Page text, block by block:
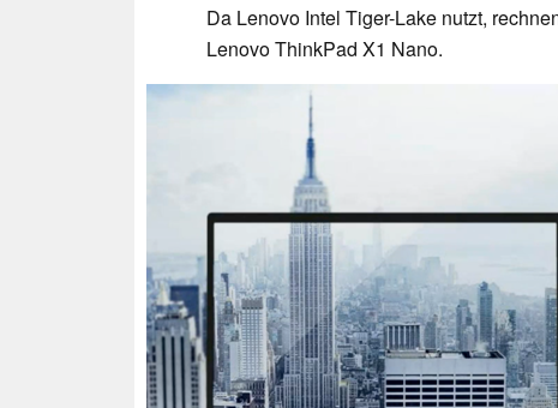
Da Lenovo Intel Tiger-Lake nutzt,
Lenovo ThinkPad X1 Nano.